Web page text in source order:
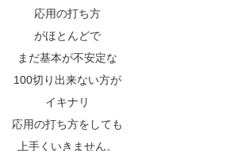
応用の打ち方
がほとんどで
まだ基本が不安定な
100切り出来ない方が
イキナリ
応用の打ち方をしても
上手くいきません。